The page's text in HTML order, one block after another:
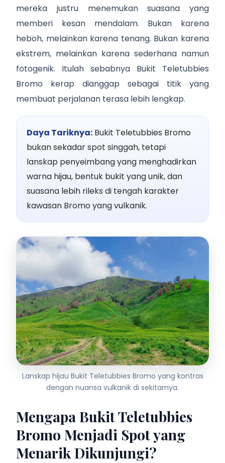
mereka justru menemukan suasana yang
memberi kesan mendalam. Bukan karena
heboh, melainkan karena tenang. Bukan karena
ekstrem, melainkan karena sederhana namun
fotogenik. Itulah sebabnya Bukit Teletubbies
Bromo kerap dianggap sebagai titik yang
membuat perjalanan terasa lebih lengkap.
Daya Tariknya: Bukit Teletubbies Bromo
bukan sekadar spot singgah, tetapi
lanskap penyeimbang yang menghadirkan
warna hijau, bentuk bukit yang unik, dan
suasana lebih rileks di tengah karakter
kawasan Bromo yang vulkanik.
Lanskap hijau Bukit Teletubbies Bromo yang kontras
dengan nuansa vulkanik di sekitarnya.
Mengapa Bukit Teletubbies
Bromo Menjadi Spot yang
Menarik Dikunjungi?